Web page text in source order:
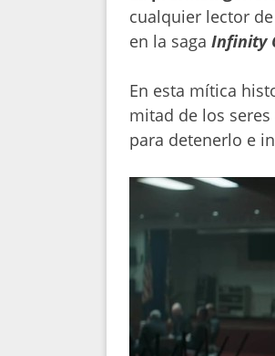
cualquier lector
en la saga Infinity
En esta mítica
mitad de los
para detenerlo e